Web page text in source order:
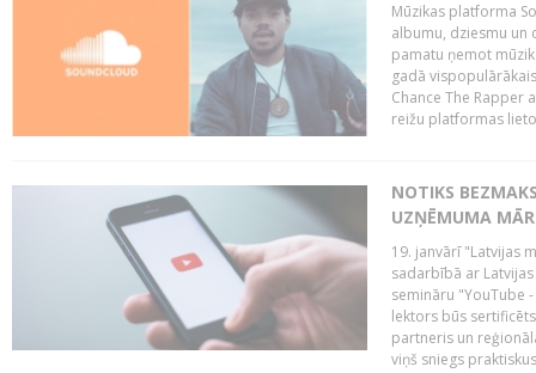
Mūzikas platforma
albumu, dziesmu un
pamatu ņemot
gadā
Chance The Rapper
reižu platformas
NOTIKS
UZŅĒMUMA
19. janvārī "Latvijas
sadarbībā ar
semināru "YouTube
lektors būs
partneris un
viņš sniegs